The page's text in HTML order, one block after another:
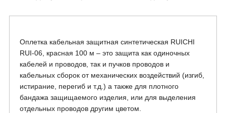
Оплетка кабельная защитная синтетическая RUICHI
RUI-06, красная 100 м – это защита как одиночных
кабелей и проводов, так и пучков проводов и
кабельных сборок от механических воздействий (изгиб,
истирание, перегиб и т.д.) а также для плотного
бандажа защищаемого изделия, или для выделения
отдельных проводов другим цветом.